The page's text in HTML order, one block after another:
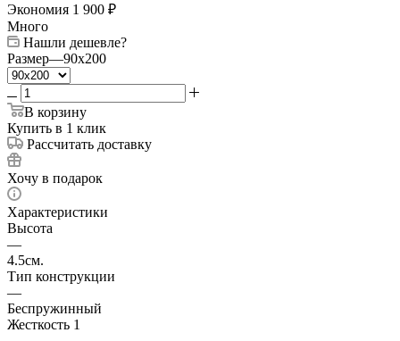
Экономия 1 900 ₽
Много
Нашли дешевле?
Размер—90x200
В корзину
Купить в 1 клик
Рассчитать доставку
Хочу в подарок
Характеристики
Высота
—
4.5см.
Тип конструкции
—
Беспружинный
Жесткость 1